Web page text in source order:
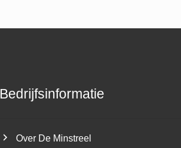
Bedrijfsinformatie
Over De Minstreel